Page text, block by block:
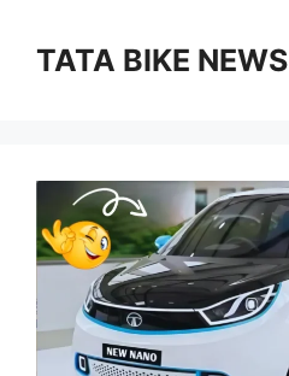
contentTATA BIKE NEWS